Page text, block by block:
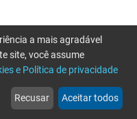
web
Notícias
more_horiz
Mais
a mais agradável
site, você assume
e Política de privacidade
Recusar Aceitar todos
tente novamente